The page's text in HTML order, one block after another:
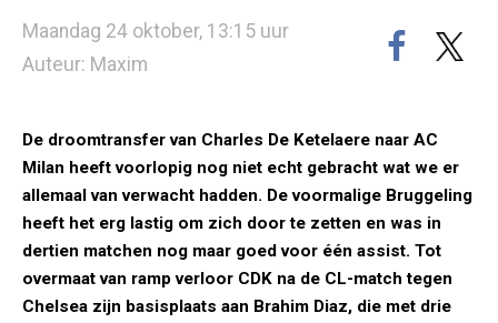
Maandag 24 oktober, 13:15 uur
Auteur: Maxim
De droomtransfer van Charles De Ketelaere naar AC
Milan heeft voorlopig nog niet echt gebracht wat we er
allemaal van verwacht hadden. De voormalige Bruggeling
heeft het erg lastig om zich door te zetten en was in
dertien matchen nog maar goed voor één assist. Tot
overmaat van ramp verloor CDK na de CL-match tegen
Chelsea zijn basisplaats aan Brahim Diaz, die met drie